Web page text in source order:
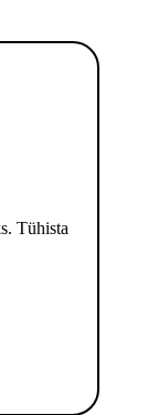
Tühista